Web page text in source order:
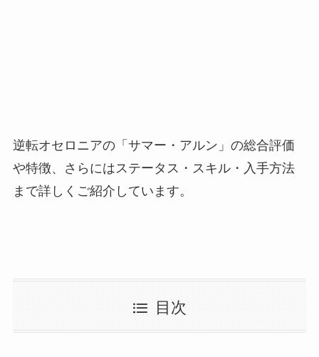
逆転オセロニアの「サマー・アルン」の総合評価
や特徴、さらにはステータス・スキル・入手方法
まで詳しくご紹介しています。
目次